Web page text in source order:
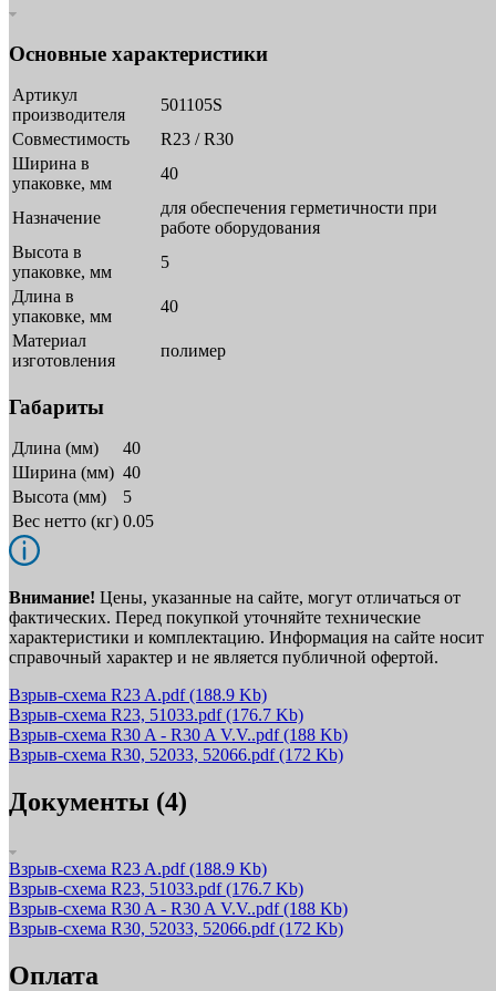
Основные характеристики
Артикул
производителя
501105S
Совместимость
R23 / R30
Ширина в
упаковке, мм
40
Назначение
для обеспечения герметичности при
работе оборудования
Высота в
упаковке, мм
5
Длина в
упаковке, мм
40
Материал
изготовления
полимер
Габариты
Длина (мм)
40
Ширина (мм) 40
Высота (мм)
5
Вес нетто (кг) 0.05
Внимание! Цены, указанные на сайте, могут отличаться от
фактических. Перед покупкой уточняйте технические
характеристики и комплектацию. Информация на сайте носит
справочный характер и не является публичной офертой.
Взрыв-схема R23 A.pdf(188.9 Kb)
Взрыв-схема R23, 51033.pdf(176.7 Kb)
Взрыв-схема R30 A - R30 A V.V..pdf(188 Kb)
Взрыв-схема R30, 52033, 52066.pdf(172 Kb)
Документы (4)
Взрыв-схема R23 A.pdf(188.9 Kb)
Взрыв-схема R23, 51033.pdf(176.7 Kb)
Взрыв-схема R30 A - R30 A V.V..pdf(188 Kb)
Взрыв-схема R30, 52033, 52066.pdf(172 Kb)
Оплата